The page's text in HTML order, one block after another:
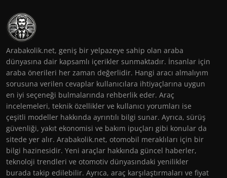
Arabakolik.net, geniş bir yelpazeye sahip olan araba
dünyasına dair kapsamlı içerikler sunmaktadır. İnsanlar için
araba önerileri her zaman değerlidir. Hangi aracı almalıyım
sorusuna verilen cevaplar kullanıcılara ihtiyaçlarına uygun
en iyi seçeneği bulmalarında rehberlik eder. Araç
incelemeleri, teknik özellikler ve kullanıcı yorumları ise
çeşitli modeller hakkında ayrıntılı bilgi sunar. Ayrıca, sürüş
güvenliği, yakıt ekonomisi ve bakım ipuçları gibi konular da
sitede yer alır. Arabakolik.net, otomobil meraklıları için bir
bilgi hazinesidir. Yeni araçlar hakkında güncel haberler,
teknoloji trendleri ve otomotiv dünyasındaki yenilikler
burada takip edilebilir. Ayrıca, araç karşılaştırmaları ve fiyat